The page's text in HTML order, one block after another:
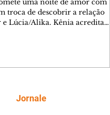
uma noite de amor com
troca de descobrir a relação
e Lúcia/Alika. Kênia acredita
a possível jazida de
região. Virgínia provoca
Jornale